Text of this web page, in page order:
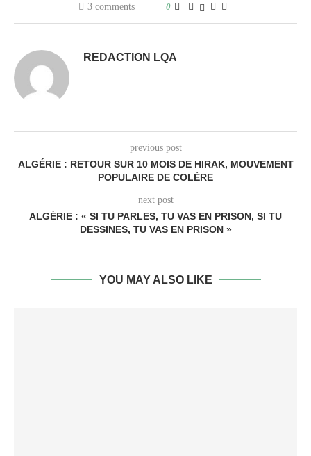
3 comments 0
REDACTION LQA
previous post
ALGÉRIE : RETOUR SUR 10 MOIS DE HIRAK, MOUVEMENT
POPULAIRE DE COLÈRE
next post
ALGÉRIE : « SI TU PARLES, TU VAS EN PRISON, SI TU
DESSINES, TU VAS EN PRISON »
YOU MAY ALSO LIKE